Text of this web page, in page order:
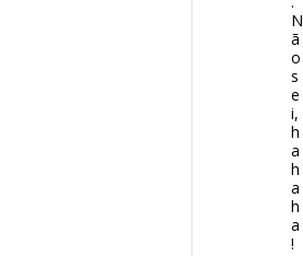
N
ã
o
s
e
i,
h
a
h
a
h
a
!